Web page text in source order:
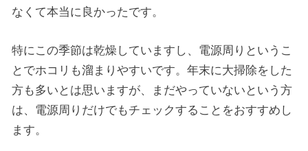
なくて本当に良かったです。
特にこの季節は乾燥していますし、電源周りというこ
とでホコリも溜まりやすいです。年末に大掃除をした
方も多いとは思いますが、まだやっていないという方
は、電源周りだけでもチェックすることをおすすめし
ます。